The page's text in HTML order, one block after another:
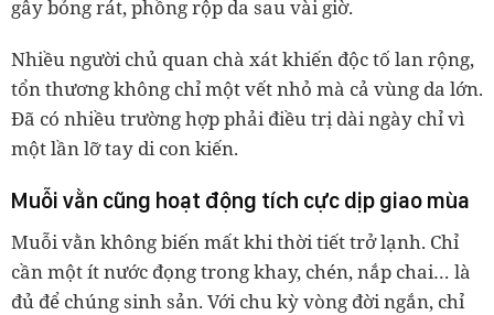
gây bỏng rát, phồng rộp da sau vài giờ.
Nhiều người chủ quan chà xát khiến độc tố lan rộng,
tổn thương không chỉ một vết nhỏ mà cả vùng da lớn.
Đã có nhiều trường hợp phải điều trị dài ngày chỉ vì
một lần lỡ tay di con kiến.
Muỗi vằn cũng hoạt động tích cực dịp giao mùa
Muỗi vằn không biến mất khi thời tiết trở lạnh. Chỉ
cần một ít nước đọng trong khay, chén, nắp chai… là
đủ để chúng sinh sản. Với chu kỳ vòng đời ngắn, chỉ